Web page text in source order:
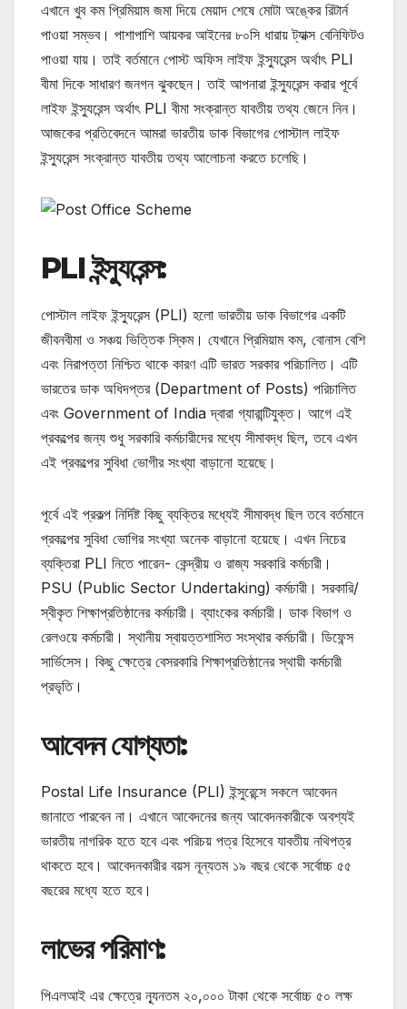
এখানে খুব কম প্রিমিয়াম জমা দিয়ে মেয়াদ শেষে মোটা অঙ্কের রিটার্ন
পাওয়া সম্ভব। পাশাপাশি আয়কর আইনের ৮০সি ধারায় ট্যাক্স বেনিফিটও
পাওয়া যায়। তাই বর্তমানে পোস্ট অফিস লাইফ ইন্স্যুরেন্স অর্থাৎ PLI
বীমা দিকে সাধারণ জনগন ঝুকছেন। তাই আপনারা ইন্স্যুরেন্স করার পূর্বে
লাইফ ইন্স্যুরেন্স অর্থাৎ PLI বীমা সংক্রান্ত যাবতীয় তথ্য জেনে নিন।
আজকের প্রতিবেদনে আমরা ভারতীয় ডাক বিভাগের পোস্টাল লাইফ
ইন্স্যুরেন্স সংক্রান্ত যাবতীয় তথ্য আলোচনা করতে চলেছি।
PLI ইন্স্যুরেন্স:
পোস্টাল লাইফ ইন্স্যুরেন্স (PLI) হলো ভারতীয় ডাক বিভাগের একটি
জীবনবীমা ও সঞ্চয় ভিত্তিক স্কিম। যেখানে প্রিমিয়াম কম, বোনাস বেশি
এবং নিরাপত্তা নিশ্চিত থাকে কারণ এটি ভারত সরকার পরিচালিত। এটি
ভারতের ডাক অধিদপ্তর (Department of Posts) পরিচালিত
এবং Government of India দ্বারা গ্যারান্টিযুক্ত। আগে এই
প্রকল্পের জন্য শুধু সরকারি কর্মচারীদের মধ্যে সীমাবদ্ধ ছিল, তবে এখন
এই প্রকল্পের সুবিধা ভোগীর সংখ্যা বাড়ানো হয়েছে।
পূর্বে এই প্রকল্প নির্দিষ্ট কিছু ব্যক্তির মধ্যেই সীমাবদ্ধ ছিল তবে বর্তমানে
প্রকল্পের সুবিধা ভোগির সংখ্যা অনেক বাড়ানো হয়েছে। এখন নিচের
ব্যক্তিরা PLI নিতে পারেন- কেন্দ্রীয় ও রাজ্য সরকারি কর্মচারী।
PSU (Public Sector Undertaking) কর্মচারী। সরকারি/
স্বীকৃত শিক্ষাপ্রতিষ্ঠানের কর্মচারী। ব্যাংকের কর্মচারী। ডাক বিভাগ ও
রেলওয়ে কর্মচারী। স্থানীয় স্বায়ত্তশাসিত সংস্থার কর্মচারী। ডিফেন্স
সার্ভিসেস। কিছু ক্ষেত্রে বেসরকারি শিক্ষাপ্রতিষ্ঠানের স্থায়ী কর্মচারী
প্রভৃতি।
আবেদন যোগ্যতা:
Postal Life Insurance (PLI) ইন্সুরেন্সে সকলে আবেদন
জানাতে পারবেন না। এখানে আবেদনের জন্য আবেদনকারীকে অবশ্যই
ভারতীয় নাগরিক হতে হবে এবং পরিচয় পত্র হিসেবে যাবতীয় নথিপত্র
থাকতে হবে। আবেদনকারীর বয়স নূন্যতম ১৯ বছর থেকে সর্বোচ্চ ৫৫
বছরের মধ্যে হতে হবে।
লাভের পরিমাণ:
পিএলআই এর ক্ষেত্রে ন্যূনতম ২০,০০০ টাকা থেকে সর্বোচ্চ ৫০ লক্ষ